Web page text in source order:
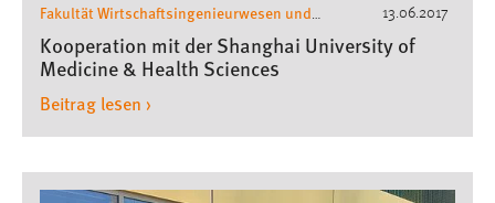
13.06.2017
Fakultät Wirtschaftsingenieurwesen und
Gesundheit , Wirtschaftsingenieurwesen
Kooperation mit der Shanghai University of
Medicine & Health Sciences
Beitrag lesen ›